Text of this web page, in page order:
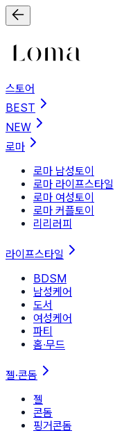
스토어
BEST
NEW
로마
로마 남성토이
로마 라이프스타일
로마 여성토이
로마 커플토이
리리러피
라이프스타일
BDSM
남성케어
도서
여성케어
파티
홈∙무드
젤·콘돔
젤
콘돔
핑거콘돔